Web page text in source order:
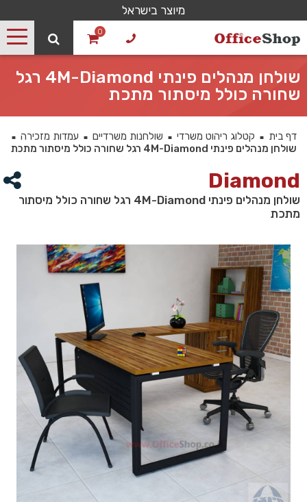
מיוצר בישראל
0
שולחן מנהלים פינתי 4M-Diamond רגל
שחורה כולל מיסתור מתכת
דף בית ■ קטלוג ריהוט משרדי ■ שולחנות משרדיים ■ עמדות מזכירה ■
שולחן מנהלים פינתי 4M-Diamond רגל שחורה כולל מיסתור מתכת
Diamond
שולחן מנהלים פינתי 4M-Diamond רגל שחורה כולל מיסתור
מתכת